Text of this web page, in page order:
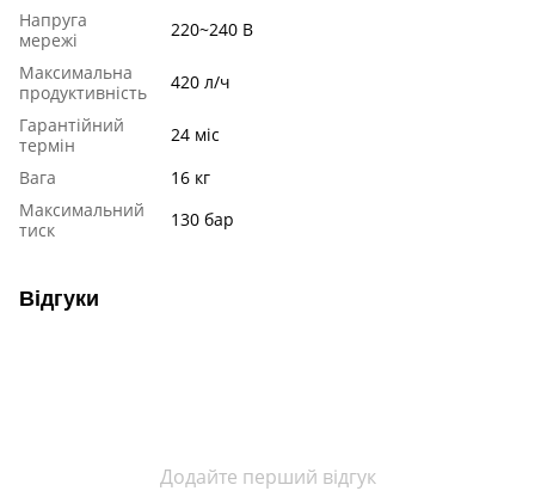
Напруга
мережі
220~240 В
Максимальна
продуктивність
420 л/ч
Гарантійний
термін
24 міс
Вага
16 кг
Максимальний
тиск
130 бар
Відгуки
Додайте перший відгук